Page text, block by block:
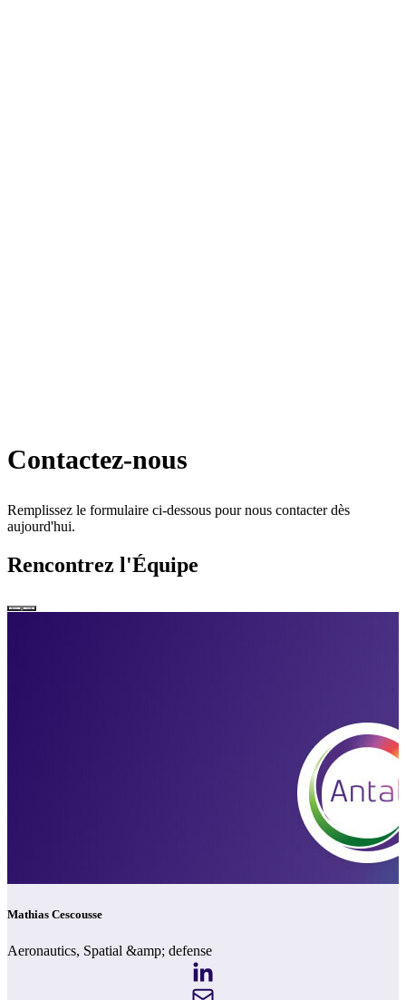
Contactez-nous
Remplissez le formulaire ci-dessous pour nous contacter dès
aujourd'hui.
Rencontrez l'Équipe
Mathias Cescousse
Aeronautics, Spatial &amp; defense